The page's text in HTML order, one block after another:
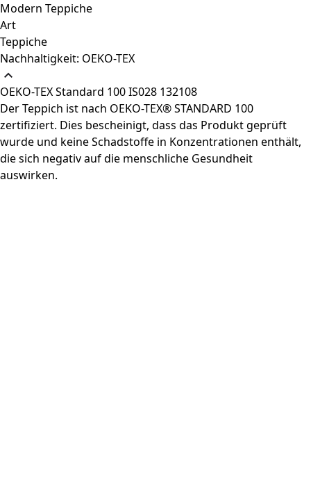
Modern Teppiche
Art
Teppiche
Nachhaltigkeit: OEKO-TEX
OEKO-TEX Standard 100 IS028 132108
Der Teppich ist nach OEKO-TEX® STANDARD 100
zertifiziert. Dies bescheinigt, dass das Produkt geprüft
wurde und keine Schadstoffe in Konzentrationen enthält,
die sich negativ auf die menschliche Gesundheit
auswirken.